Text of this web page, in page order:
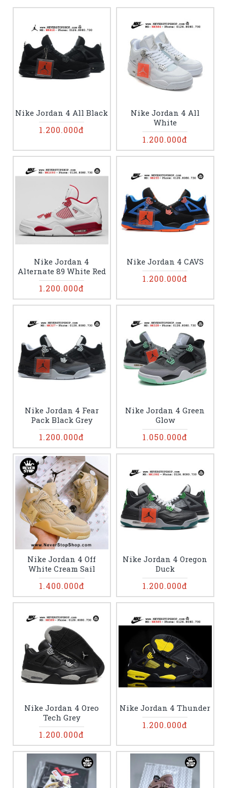
Nike Jordan 4 All Black
1.200.000đ
Nike Jordan 4 All
White
1.200.000đ
Nike Jordan 4
Alternate 89 White Red
1.200.000đ
Nike Jordan 4 CAVS
1.200.000đ
Nike Jordan 4 Fear
Pack Black Grey
1.200.000đ
Nike Jordan 4 Green
Glow
1.050.000đ
Nike Jordan 4 Off
White Cream Sail
1.400.000đ
Nike Jordan 4 Oregon
Duck
1.200.000đ
Nike Jordan 4 Oreo
Tech Grey
1.200.000đ
Nike Jordan 4 Thunder
1.200.000đ